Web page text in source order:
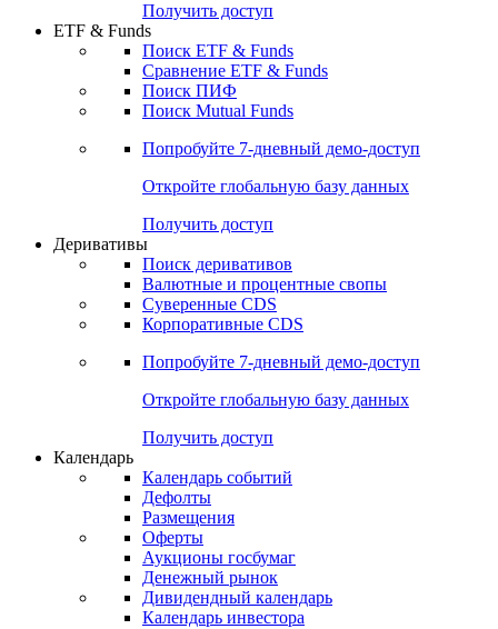
Получить доступ
ETF & Funds
Поиск ETF & Funds
Сравнение ETF & Funds
Поиск ПИФ
Поиск Mutual Funds
Попробуйте 7-дневный демо-доступ
Откройте глобальную базу данных
Получить доступ
Деривативы
Поиск деривативов
Валютные и процентные свопы
Суверенные CDS
Корпоративные CDS
Попробуйте 7-дневный демо-доступ
Откройте глобальную базу данных
Получить доступ
Календарь
Календарь событий
Дефолты
Размещения
Оферты
Аукционы госбумаг
Денежный рынок
Дивидендный календарь
Календарь инвестора